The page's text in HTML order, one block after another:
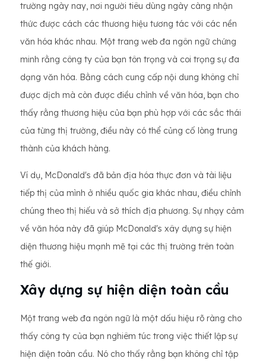
trường ngày nay, nơi người tiêu dùng ngày càng nhận
thức được cách các thương hiệu tương tác với các nền
văn hóa khác nhau. Một trang web đa ngôn ngữ chứng
minh rằng công ty của bạn tôn trọng và coi trọng sự đa
dạng văn hóa. Bằng cách cung cấp nội dung không chỉ
được dịch mà còn được điều chỉnh về văn hóa, bạn cho
thấy rằng thương hiệu của bạn phù hợp với các sắc thái
của từng thị trường, điều này có thể củng cố lòng trung
thành của khách hàng.
Ví dụ, McDonald's đã bản địa hóa thực đơn và tài liệu
tiếp thị của mình ở nhiều quốc gia khác nhau, điều chỉnh
chúng theo thị hiếu và sở thích địa phương. Sự nhạy cảm
về văn hóa này đã giúp McDonald's xây dựng sự hiện
diện thương hiệu mạnh mẽ tại các thị trường trên toàn
thế giới.
Xây dựng sự hiện diện toàn cầu
Một trang web đa ngôn ngữ là một dấu hiệu rõ ràng cho
thấy công ty của bạn nghiêm túc trong việc thiết lập sự
hiện diện toàn cầu. Nó cho thấy rằng bạn không chỉ tập